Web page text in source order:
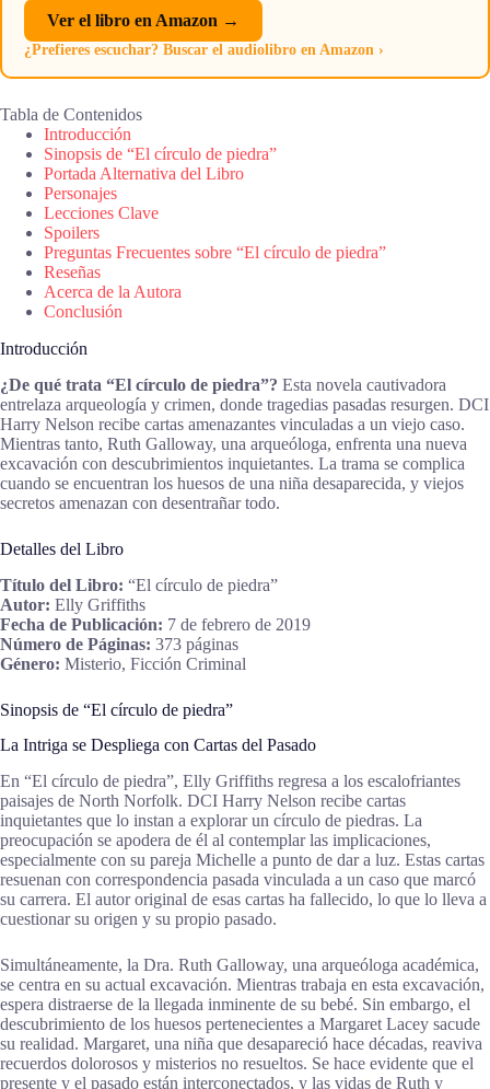
Ver el libro en Amazon →
¿Prefieres escuchar? Buscar el audiolibro en Amazon ›
Tabla de Contenidos
Introducción
Sinopsis de “El círculo de piedra”
Portada Alternativa del Libro
Personajes
Lecciones Clave
Spoilers
Preguntas Frecuentes sobre “El círculo de piedra”
Reseñas
Acerca de la Autora
Conclusión
Introducción
¿De qué trata “El círculo de piedra”? Esta novela cautivadora
entrelaza arqueología y crimen, donde tragedias pasadas resurgen. DCI
Harry Nelson recibe cartas amenazantes vinculadas a un viejo caso.
Mientras tanto, Ruth Galloway, una arqueóloga, enfrenta una nueva
excavación con descubrimientos inquietantes. La trama se complica
cuando se encuentran los huesos de una niña desaparecida, y viejos
secretos amenazan con desentrañar todo.
Detalles del Libro
Título del Libro: “El círculo de piedra”
Autor: Elly Griffiths
Fecha de Publicación: 7 de febrero de 2019
Número de Páginas: 373 páginas
Género: Misterio, Ficción Criminal
Sinopsis de “El círculo de piedra”
La Intriga se Despliega con Cartas del Pasado
En “El círculo de piedra”, Elly Griffiths regresa a los escalofriantes
paisajes de North Norfolk. DCI Harry Nelson recibe cartas
inquietantes que lo instan a explorar un círculo de piedras. La
preocupación se apodera de él al contemplar las implicaciones,
especialmente con su pareja Michelle a punto de dar a luz. Estas cartas
resuenan con correspondencia pasada vinculada a un caso que marcó
su carrera. El autor original de esas cartas ha fallecido, lo que lo lleva a
cuestionar su origen y su propio pasado.
Simultáneamente, la Dra. Ruth Galloway, una arqueóloga académica,
se centra en su actual excavación. Mientras trabaja en esta excavación,
espera distraerse de la llegada inminente de su bebé. Sin embargo, el
descubrimiento de los huesos pertenecientes a Margaret Lacey sacude
su realidad. Margaret, una niña que desapareció hace décadas, reaviva
recuerdos dolorosos y misterios no resueltos. Se hace evidente que el
presente y el pasado están interconectados, y las vidas de Ruth y